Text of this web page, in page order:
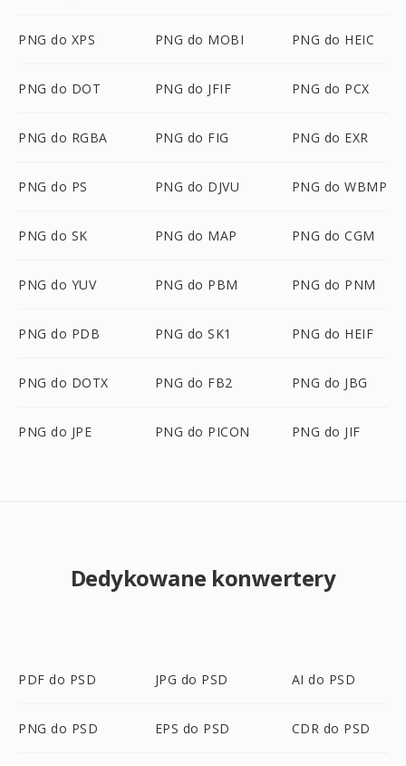
PNG do XPS PNG do MOBI PNG do HEIC
PNG do DOT PNG do JFIF PNG do PCX
PNG do RGBA PNG do FIG PNG do EXR
PNG do PS PNG do DJVU PNG do WBMP
PNG do SK PNG do MAP PNG do CGM
PNG do YUV PNG do PBM PNG do PNM
PNG do PDB PNG do SK1 PNG do HEIF
PNG do DOTX PNG do FB2 PNG do JBG
PNG do JPE PNG do PICON PNG do JIF
Dedykowane konwertery
PDF do PSD JPG do PSD AI do PSD
PNG do PSD EPS do PSD CDR do PSD